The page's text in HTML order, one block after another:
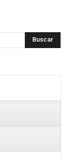
Buscar